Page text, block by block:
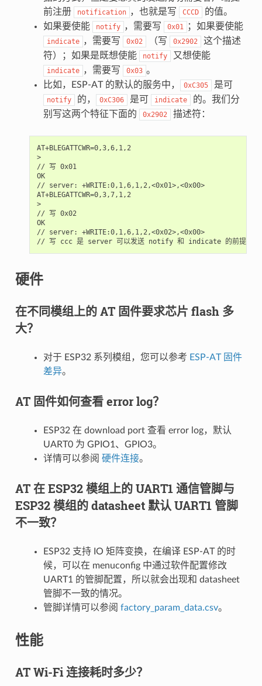
前注册
notification ，也就是写 CCCD
的值。
如果要使能
notify ，需要写 0x01 ；如果要使能
indicate ，需要写 0x02 （写 0x2902
这个描述
符）；如果是既想使能
notify 又想使能
indicate ，需要写 0x03 。
比如，ESP-AT 的默认的服务中，
0xC305 是可
notify 的， 0xC306 是可 indicate
的。我们分
别写这两个特征下面的
0x2902 描述符：
AT+BLEGATTCWR=0,3,6,1,2
>
// 写 0x01
OK
// server: +WRITE:0,1,6,1,2,<0x01>,<0x00>
AT+BLEGATTCWR=0,3,7,1,2
>
// 写 0x02
OK
// server: +WRITE:0,1,6,1,2,<0x02>,<0x00>
硬件
在不同模组上的 AT 固件要求芯片 flash 多
大？
对于 ESP32 系列模组，您可以参考 ESP-AT 固件
差异。
AT 固件如何查看 error log？
ESP32 在 download port 查看 error log，默认
UART0 为 GPIO1、GPIO3。
详情可以参阅 硬件连接。
AT 在 ESP32 模组上的 UART1 通信管脚与
ESP32 模组的 datasheet 默认 UART1 管脚
不一致？
ESP32 支持 IO 矩阵变换，在编译 ESP-AT 的时
候，可以在 menuconfig 中通过软件配置修改
UART1 的管脚配置，所以就会出现和 datasheet
管脚不一致的情况。
管脚详情可以参阅 factory_param_data.csv。
性能
AT Wi-Fi 连接耗时多少？